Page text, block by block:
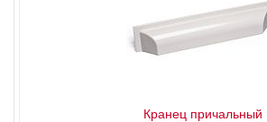
Кранец причальный